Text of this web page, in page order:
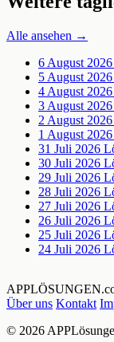
Alle ansehen →
6 August 2026
5 August 2026
4 August 2026
3 August 2026
2 August 2026
1 August 2026
31 Juli 2026
30 Juli 2026
29 Juli 2026
28 Juli 2026
27 Juli 2026
26 Juli 2026
25 Juli 2026
24 Juli 2026
APPLÖSUNGEN
Über uns Kontakt
© 2026